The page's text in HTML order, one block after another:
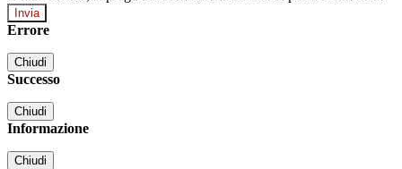
Errore
Chiudi
Successo
Chiudi
Informazione
Chiudi